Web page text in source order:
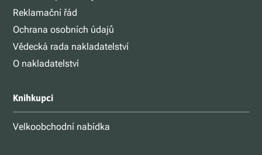
Reklamační řád
Ochrana osobních údajů
Vědecká rada nakladatelství
O nakladatelství
Knihkupci
Velkoobchodní nabídka